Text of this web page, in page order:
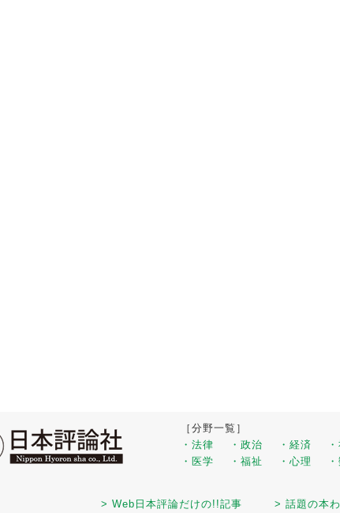
［分野一覧］
・法律
・政治 ・経済
・医学
・福祉 ・心理
> Web日本評論だけの!!記事 > 話題の本